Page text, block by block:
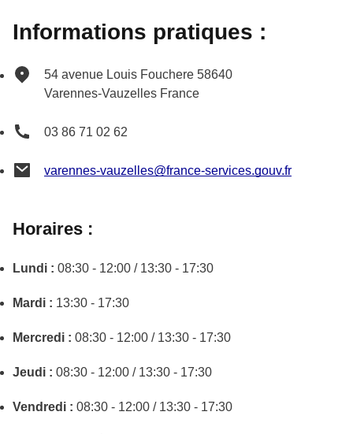
Informations pratiques :
54 avenue Louis Fouchere 58640
Varennes-Vauzelles France
03 86 71 02 62
varennes-vauzelles@france-services.gouv.fr
Horaires :
Lundi : 08:30 - 12:00 / 13:30 - 17:30
Mardi : 13:30 - 17:30
Mercredi : 08:30 - 12:00 / 13:30 - 17:30
Jeudi : 08:30 - 12:00 / 13:30 - 17:30
Vendredi : 08:30 - 12:00 / 13:30 - 17:30